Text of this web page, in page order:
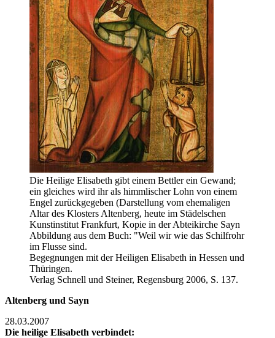
Die Heilige Elisabeth gibt einem Bettler ein Gewand;
ein gleiches wird ihr als himmlischer Lohn von einem
Engel zurückgegeben (Darstellung vom ehemaligen
Altar des Klosters Altenberg, heute im Städelschen
Kunstinstitut Frankfurt, Kopie in der Abteikirche Sayn
Abbildung aus dem Buch: "Weil wir wie das Schilfrohr
im Flusse sind.
Begegnungen mit der Heiligen Elisabeth in Hessen und
Thüringen.
Verlag Schnell und Steiner, Regensburg 2006, S. 137.
Altenberg und Sayn
28.03.2007
Die heilige Elisabeth verbindet: